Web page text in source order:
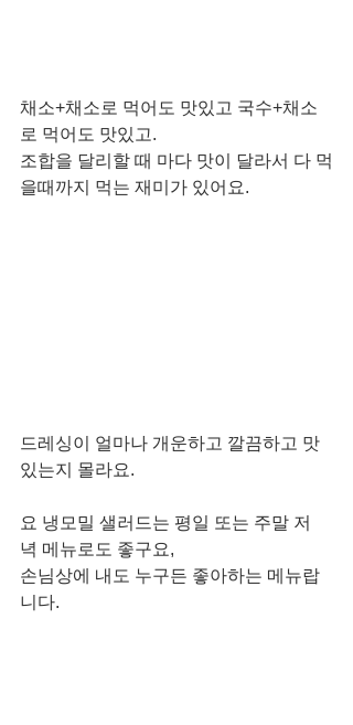
채소+채소로 먹어도 맛있고 국수+채소
로 먹어도 맛있고.
조합을 달리할 때 마다 맛이 달라서 다 먹
을때까지 먹는 재미가 있어요.
드레싱이 얼마나 개운하고 깔끔하고 맛
있는지 몰라요.
요 냉모밀 샐러드는 평일 또는 주말 저
녁 메뉴로도 좋구요,
손님상에 내도 누구든 좋아하는 메뉴랍
니다.